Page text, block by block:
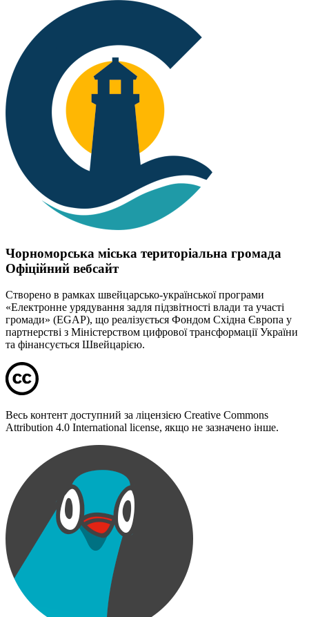
Чорноморська міська територіальна громада
Офіційний вебсайт
Створено в рамках швейцарсько-української програми
«Електронне урядування задля підзвітності влади та участі
громади» (EGAP), що реалізується Фондом Східна Європа у
партнерстві з Міністерством цифрової трансформації України
та фінансується Швейцарією.
Весь контент доступний за ліцензією Creative Commons
Attribution 4.0 International license, якщо не зазначено інше.